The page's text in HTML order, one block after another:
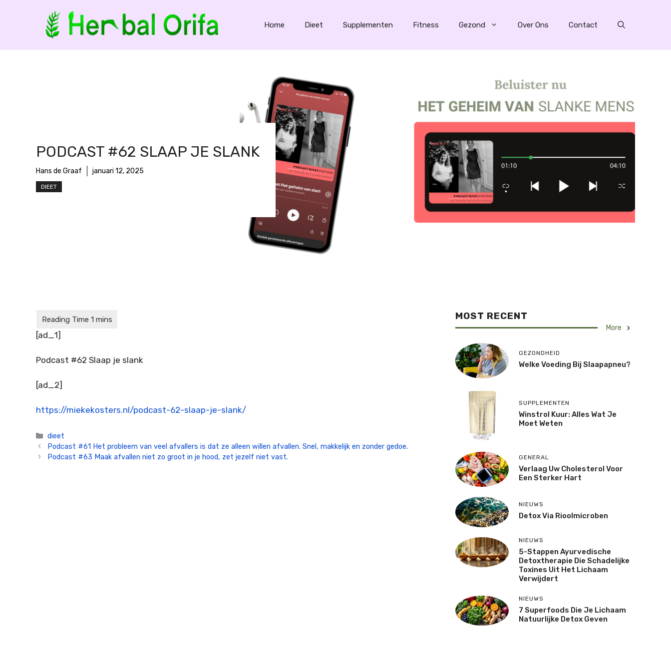
Home Dieet Supplementen Fitness Gezond Over Ons Contact
PODCAST #62 SLAAP JE SLANK
Hans de Graaf januari 12, 2025
DIEET
[ad_1]
Podcast #62 Slaap je slank
[ad_2]
https://miekekosters.nl/podcast-62-slaap-je-slank/
Categorieën
dieet
Podcast #61 Het probleem van veel afvallers is dat ze alleen willen afvallen. Snel, makkelijk en zonder gedoe.
Podcast #63 Maak afvallen niet zo groot in je hood, zet jezelf niet vast.
MOST RECENT
More
GEZONDHEID
Welke Voeding Bij Slaapapneu?
SUPPLEMENTEN
Winstrol Kuur: Alles Wat Je
Moet Weten
GENERAL
Verlaag Uw Cholesterol Voor
Een Sterker Hart
NIEUWS
Detox Via Rioolmicroben
NIEUWS
5-Stappen Ayurvedische
Detoxtherapie Die Schadelijke
Toxines Uit Het Lichaam
Verwijdert
NIEUWS
7 Superfoods Die Je Lichaam
Natuurlijke Detox Geven